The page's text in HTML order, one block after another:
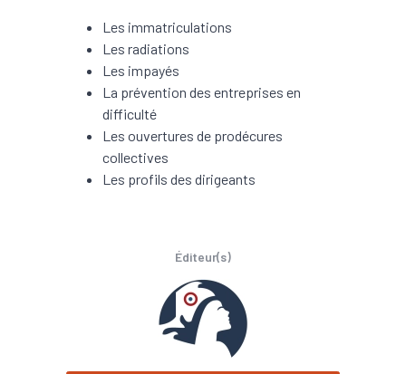
Les immatriculations
Les radiations
Les impayés
La prévention des entreprises en
difficulté
Les ouvertures de prodécures
collectives
Les profils des dirigeants
Éditeur(s)